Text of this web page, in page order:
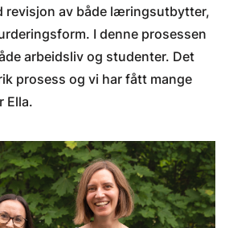
revisjon av både læringsutbytter,
I denne prosessen
arbeidsliv og studenter. Det
prosess og vi har fått mange
Ella.